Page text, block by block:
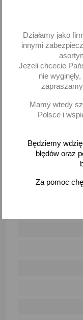
Czas na zwrot to
(Nr produktu:
Parametry
Działamy jako
innymi
Jeżeli chcecie
nie
Mamy wtedy
Polsce i
Będziemy
błędów oraz
Za pomoc